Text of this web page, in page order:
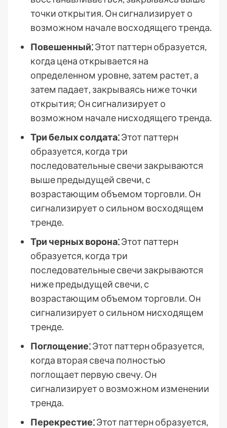
точки открытия. Он сигнализирует о
возможном начале восходящего тренда.
Повешенный⁚Этот паттерн образуется,
когда цена открывается на
определенном уровне, затем растет, а
затем падает, закрываясь ниже точки
открытия; Он сигнализирует о
возможном начале нисходящего тренда.
Три белых солдата⁚Этот паттерн
образуется, когда три
последовательные свечи закрываются
выше предыдущей свечи, с
возрастающим объемом торговли. Он
сигнализирует о сильном восходящем
тренде.
Три черных ворона⁚Этот паттерн
образуется, когда три
последовательные свечи закрываются
ниже предыдущей свечи, с
возрастающим объемом торговли. Он
сигнализирует о сильном нисходящем
тренде.
Поглощение⁚Этот паттерн образуется,
когда вторая свеча полностью
поглощает первую свечу. Он
сигнализирует о возможном изменении
тренда.
Перекрестие⁚Этот паттерн образуется,